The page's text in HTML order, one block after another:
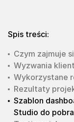
Spis treści:
Czym zajmuje
Wyzwania
Wykorzystane
Rezultaty
Szablon
Studio do